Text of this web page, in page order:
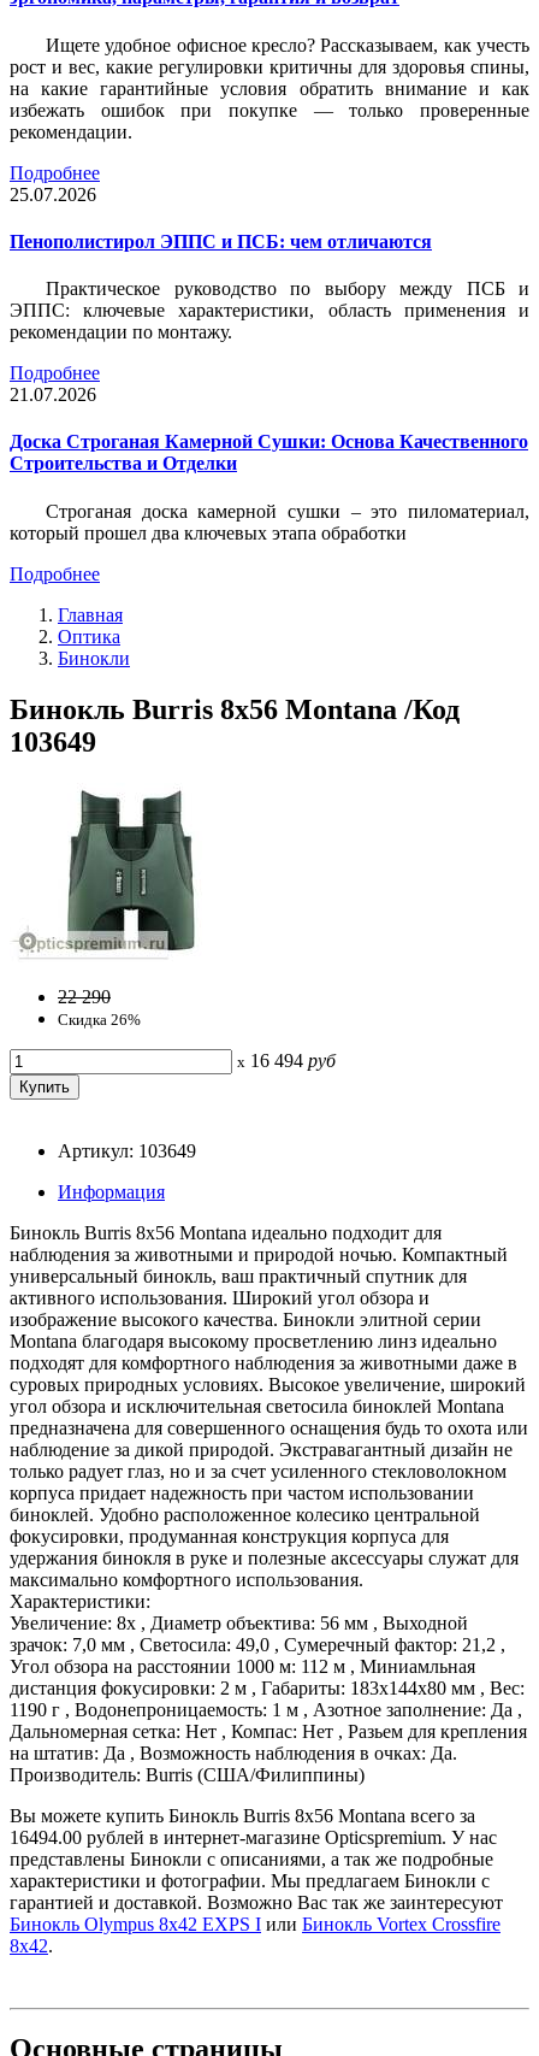
Ищете удобное офисное кресло? Рассказываем, как учесть
рост и вес, какие регулировки критичны для здоровья спины,
на какие гарантийные условия обратить внимание и как
избежать ошибок при покупке — только проверенные
рекомендации.
Подробнее
25.07.2026
Пенополистирол ЭППС и ПСБ: чем отличаются
Практическое руководство по выбору между ПСБ и
ЭППС: ключевые характеристики, область применения и
рекомендации по монтажу.
Подробнее
21.07.2026
Доска Строганая Камерной Сушки: Основа Качественного
Строительства и Отделки
Строганая доска камерной сушки – это пиломатериал,
который прошел два ключевых этапа обработки
Подробнее
Главная
Оптика
Бинокли
Бинокль Burris 8x56 Montana /Код
103649
22 290
Скидка 26%
x 16 494 руб
Артикул: 103649
Информация
Бинокль Burris 8x56 Montana идеально подходит для
наблюдения за животными и природой ночью. Компактный
универсальный бинокль, ваш практичный спутник для
активного использования. Широкий угол обзора и
изображение высокого качества. Бинокли элитной серии
Montana благодаря высокому просветлению линз идеально
подходят для комфортного наблюдения за животными даже в
суровых природных условиях. Высокое увеличение, широкий
угол обзора и исключительная светосила биноклей Montana
предназначена для совершенного оснащения будь то охота или
наблюдение за дикой природой. Экстравагантный дизайн не
только радует глаз, но и за счет усиленного стекловолокном
корпуса придает надежность при частом использовании
биноклей. Удобно расположенное колесико центральной
фокусировки, продуманная конструкция корпуса для
удержания бинокля в руке и полезные аксессуары служат для
максимально комфортного использования.
Характеристики:
Увеличение: 8х , Диаметр объектива: 56 мм , Выходной
зрачок: 7,0 мм , Светосила: 49,0 , Сумеречный фактор: 21,2 ,
Угол обзора на расстоянии 1000 м: 112 м , Миниамльная
дистанция фокусировки: 2 м , Габариты: 183х144х80 мм , Вес:
1190 г , Водонепроницаемость: 1 м , Азотное заполнение: Да ,
Дальномерная сетка: Нет , Компас: Нет , Разьем для крепления
на штатив: Да , Возможность наблюдения в очках: Да.
Производитель: Burris (США/Филиппины)
Вы можете купить Бинокль Burris 8x56 Montana всего за
16494.00 рублей в интернет-магазине Opticspremium. У нас
представлены Бинокли с описаниями, а так же подробные
характеристики и фотографии. Мы предлагаем Бинокли с
гарантией и доставкой. Возможно Вас так же заинтересуют
Бинокль Olympus 8x42 EXPS I или Бинокль Vortex Crossfire
8x42.
Основные страницы